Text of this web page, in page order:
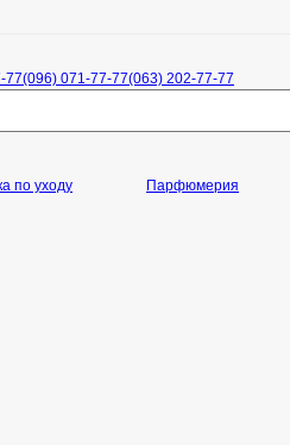
77(096) 071-77-77(063) 202-77-77
по уходу Парфюмерия